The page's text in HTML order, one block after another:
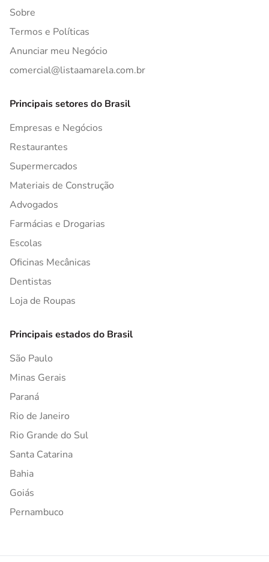
Sobre
Termos e Políticas
Anunciar meu Negócio
comercial@listaamarela.com.br
Principais setores do Brasil
Empresas e Negócios
Restaurantes
Supermercados
Materiais de Construção
Advogados
Farmácias e Drogarias
Escolas
Oficinas Mecânicas
Dentistas
Loja de Roupas
Principais estados do Brasil
São Paulo
Minas Gerais
Paraná
Rio de Janeiro
Rio Grande do Sul
Santa Catarina
Bahia
Goiás
Pernambuco